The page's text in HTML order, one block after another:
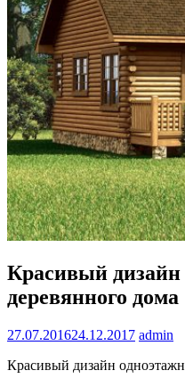
Красивый дизайн
деревянного дома
27.07.201624.12.2017 admin
Красивый дизайн